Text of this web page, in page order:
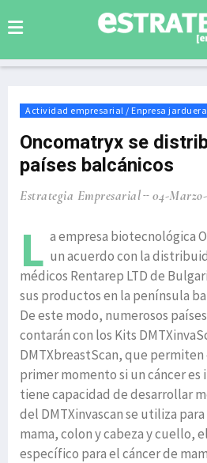
Actividad empresarial / Enpresa jarduera
Oncomatryx se
países balcánicos
Estrategia Empresarial 04-Marzo-
L a empresa biotecnológica
un acuerdo con la
médicos Rentarep LTD de
sus productos en la península
De este modo, numerosos
contarán con los Kits
DMTXbreastScan, que
primer momento si un cáncer
tiene capacidad de desarrollar
del DMTXinvascan se utiliza
mama, colon y cabeza y cuello,
específico para el cáncer de